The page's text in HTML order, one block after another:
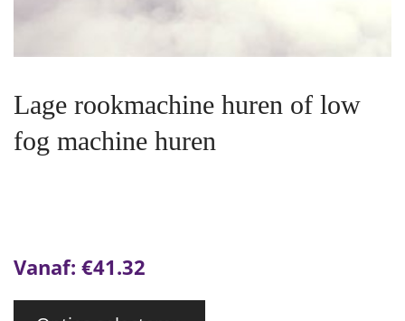
Lage rookmachine huren of low
fog machine huren
Vanaf: €41.32
Dit